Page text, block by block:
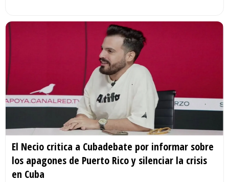
El Necio critica a Cubadebate por informar sobre
los apagones de Puerto Rico y silenciar la crisis
en Cuba